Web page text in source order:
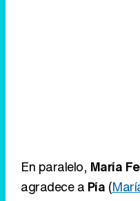
En paralelo, María
agradece a Pía (